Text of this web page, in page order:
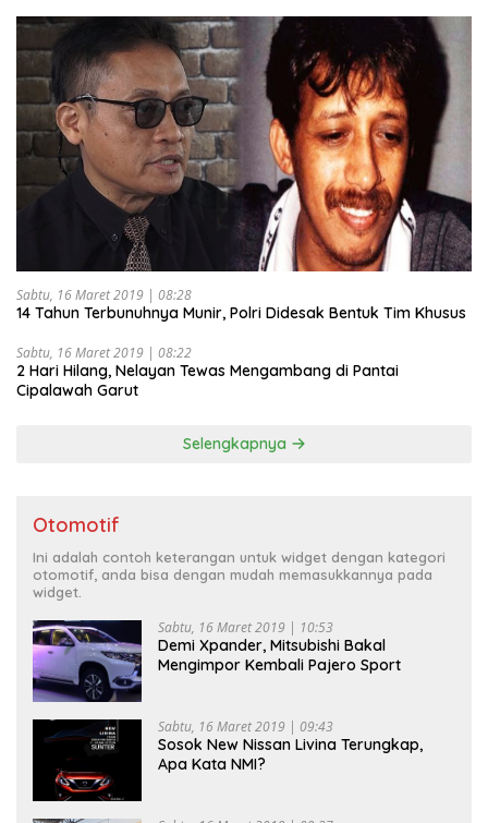
Sabtu, 16 Maret 2019 | 08:28
14 Tahun Terbunuhnya Munir, Polri Didesak Bentuk Tim Khusus
Sabtu, 16 Maret 2019 | 08:22
2 Hari Hilang, Nelayan Tewas Mengambang di Pantai
Cipalawah Garut
Selengkapnya
Otomotif
Ini adalah contoh keterangan untuk widget dengan kategori
otomotif, anda bisa dengan mudah memasukkannya pada
widget.
Sabtu, 16 Maret 2019 | 10:53
Demi Xpander, Mitsubishi Bakal
Mengimpor Kembali Pajero Sport
Sabtu, 16 Maret 2019 | 09:43
Sosok New Nissan Livina Terungkap,
Apa Kata NMI?